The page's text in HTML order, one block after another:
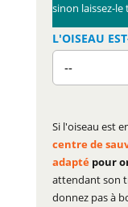
sinon laissez-
L'OISEAU
Si l'oiseau est
centre de
adaptépour
attendant son
donnez pas à